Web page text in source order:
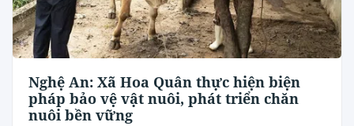
Nghệ An: Xã Hoa Quân thực hiện biện
pháp bảo vệ vật nuôi, phát triển chăn
nuôi bền vững